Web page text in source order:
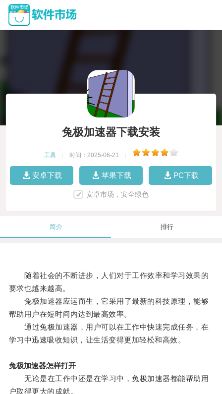
兔极加速器下载安装
工具 时间：2025-06-21
安卓下载 苹果下载 PC下载
安卓市场，安全绿色
简介 排行
随着社会的不断进步，人们对于工作效率和学习效果的
要求也越来越高。
兔极加速器应运而生，它采用了最新的科技原理，能够
帮助用户在短时间内达到最高效率。
通过兔极加速器，用户可以在工作中快速完成任务，在
学习中迅速吸收知识，让生活变得更加轻松和高效。
兔极加速器怎样打开
无论是在工作中还是在学习中，兔极加速器都能帮助用
户取得更大的成就。